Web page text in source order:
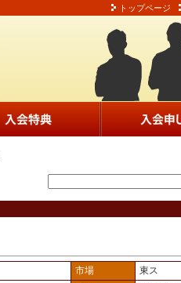
トップページ
市場
東ス